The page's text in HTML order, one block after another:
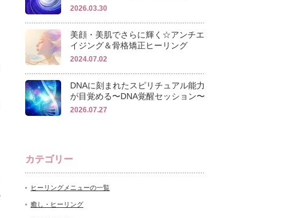
2026.03.30
美顔・美肌でさらに輝く☆アンチエ
イジング＆骨格矯正ヒーリング
2024.07.02
DNAに刻まれたスピリチュアル能力
が目覚める〜DNA覚醒セッション〜
2026.07.27
カテゴリー
ヒーリングメニューの一覧
癒し・ヒーリング